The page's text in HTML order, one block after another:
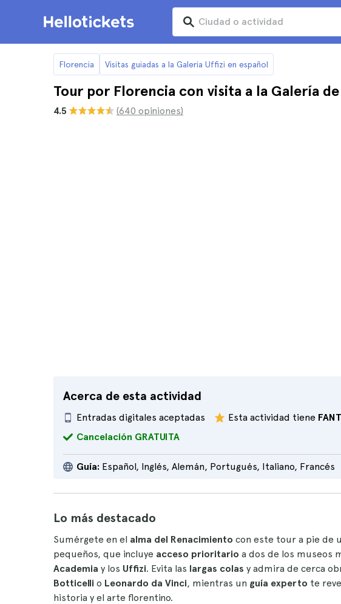
Florencia Visitas guiadas a la Galeria Uffizi en español
Tour por Florencia con visita a la Galería
4.5 (640 opiniones)
Acerca de esta actividad
Entradas digitales aceptadas Esta actividad tiene
Cancelación GRATUITA
Guía: Español, Inglés, Alemán, Portugués, Italiano, Francés
Lo más destacado
Sumérgete en el alma del Renacimiento con este tour a pie de
pequeños, que incluye acceso prioritario a dos de los museos
Academia y los Uffizi. Evita las largas colas y admira de cerca
Botticelli o Leonardo da Vinci, mientras un guía experto te
historia y el arte florentino.